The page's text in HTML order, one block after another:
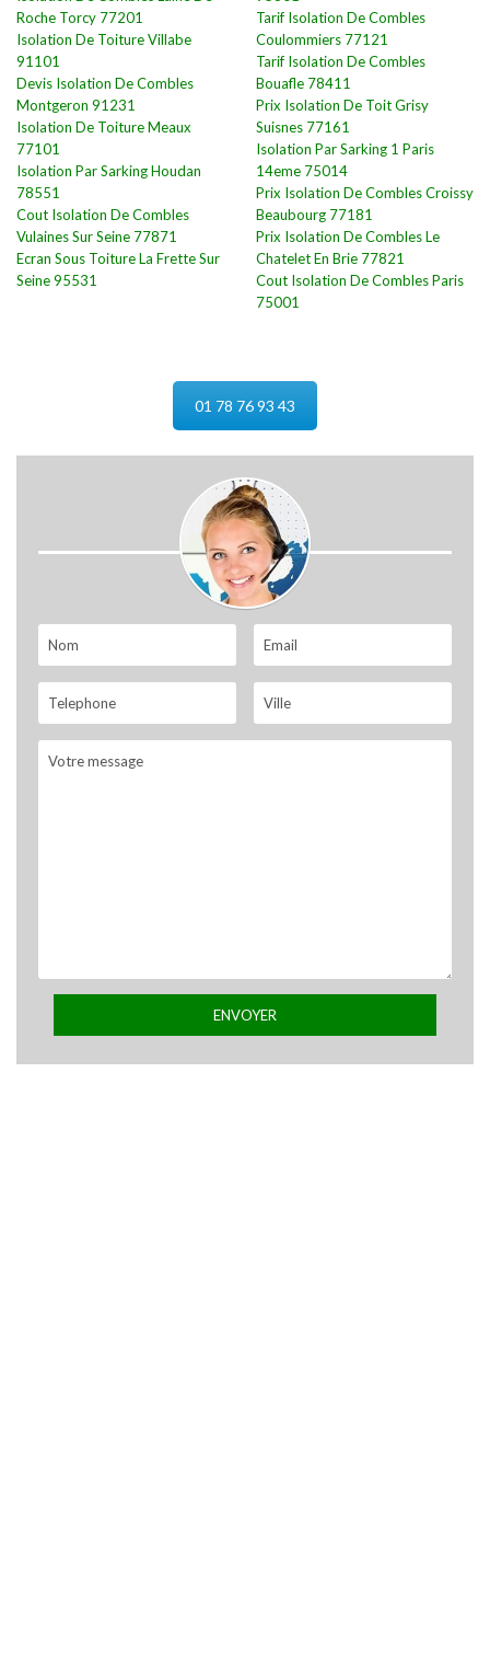
Roche Torcy 77201
Isolation De Toiture Villabe
91101
Devis Isolation De Combles
Montgeron 91231
Isolation De Toiture Meaux
77101
Isolation Par Sarking Houdan
78551
Cout Isolation De Combles
Vulaines Sur Seine 77871
Ecran Sous Toiture La Frette Sur
Seine 95531
Tarif Isolation De Combles
Coulommiers 77121
Tarif Isolation De Combles
Bouafle 78411
Prix Isolation De Toit Grisy
Suisnes 77161
Isolation Par Sarking 1 Paris
14eme 75014
Prix Isolation De Combles Croissy
Beaubourg 77181
Prix Isolation De Combles Le
Chatelet En Brie 77821
Cout Isolation De Combles Paris
75001
01 78 76 93 43